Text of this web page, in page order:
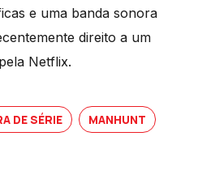
e uma banda sonora
direito a um
Netflix.
DE SÉRIE MANHUNT